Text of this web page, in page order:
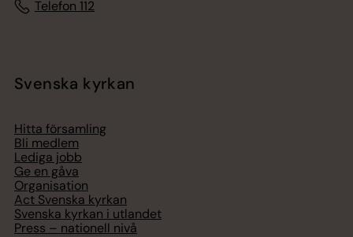
Telefon 112
Svenska kyrkan
Hitta församling
Bli medlem
Lediga jobb
Ge en gåva
Organisation
Act Svenska kyrkan
Svenska kyrkan i utlandet
Press – nationell nivå